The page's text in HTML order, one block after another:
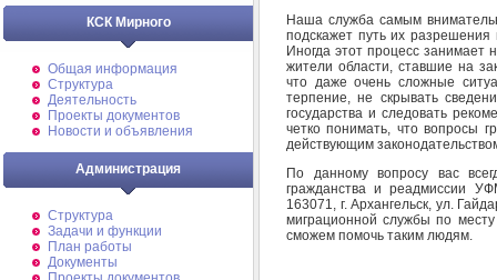
КСК Мирного
Общая информация
Структура
Деятельность
Проекты документов
Новости и объявления
Администрация
Структура
Задачи и функции
План работы
Документы
Наша служба самым
подскажет путь их разрешения
Иногда этот процесс
жители области, ставшие на
что даже очень сложные
терпение, не скрывать
государства и следовать
четко понимать, что вопросы
действующим
По данному вопросу вас
гражданства и реадмиссии
163071, г. Архангельск, ул.
миграционной службы по
сможем помочь таким людям.